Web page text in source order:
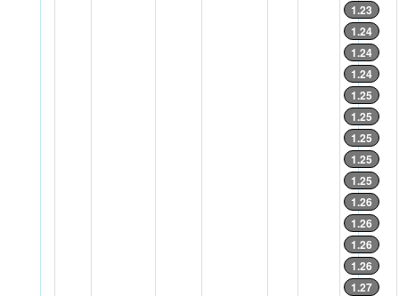
1.23
1.24
1.24
1.24
1.25
1.25
1.25
1.25
1.25
1.26
1.26
1.26
1.26
1.27